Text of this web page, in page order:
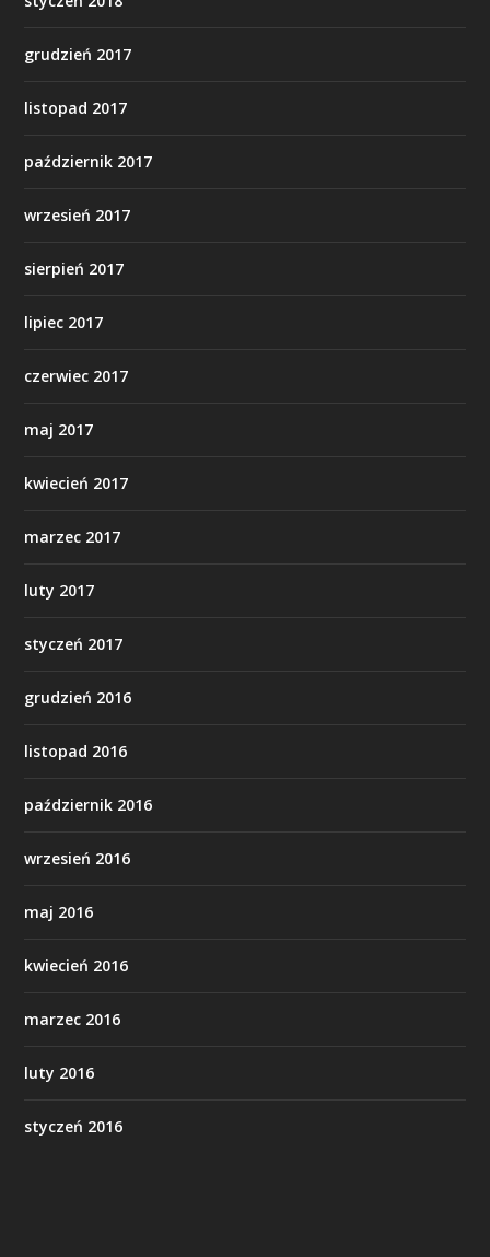
grudzień 2017
listopad 2017
październik 2017
wrzesień 2017
sierpień 2017
lipiec 2017
czerwiec 2017
maj 2017
kwiecień 2017
marzec 2017
luty 2017
styczeń 2017
grudzień 2016
listopad 2016
październik 2016
wrzesień 2016
maj 2016
kwiecień 2016
marzec 2016
luty 2016
styczeń 2016